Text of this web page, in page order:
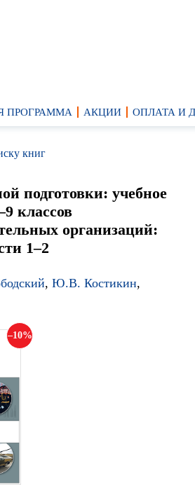
ПРОГРАММА АКЦИИ ОПЛАТА И
книг
подготовки: учебное
классов
организаций:
1–2
, Ю.В. Костикин,
10